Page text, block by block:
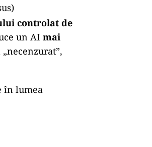
controlat de
un AI mai
în lumea